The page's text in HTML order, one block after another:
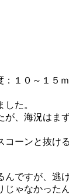
０～１５
た。
、海況はまず
ーンと抜
ですが、逃
ゃなかった